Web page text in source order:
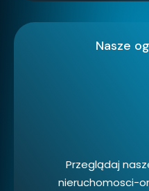
Nasze
Przeglądaj
nieruchomosci-